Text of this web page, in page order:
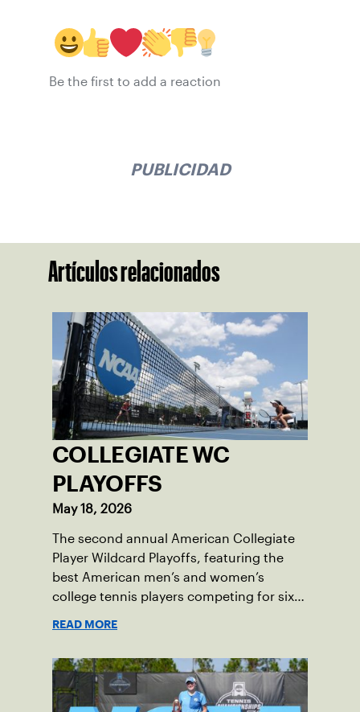
Be the first to add a reaction
PUBLICIDAD
Artículos relacionados
COLLEGIATE WC
PLAYOFFS
May 18, 2026
The second annual American Collegiate
Player Wildcard Playoffs, featuring the
best American men’s and women’s
college tennis players competing for six
READ MORE